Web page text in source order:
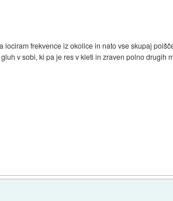
frekvence iz okolice in nato vse skupaj
v sobi, ki pa je res v kleti in zraven polno drugih